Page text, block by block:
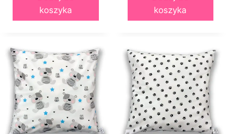
koszyka
koszyka